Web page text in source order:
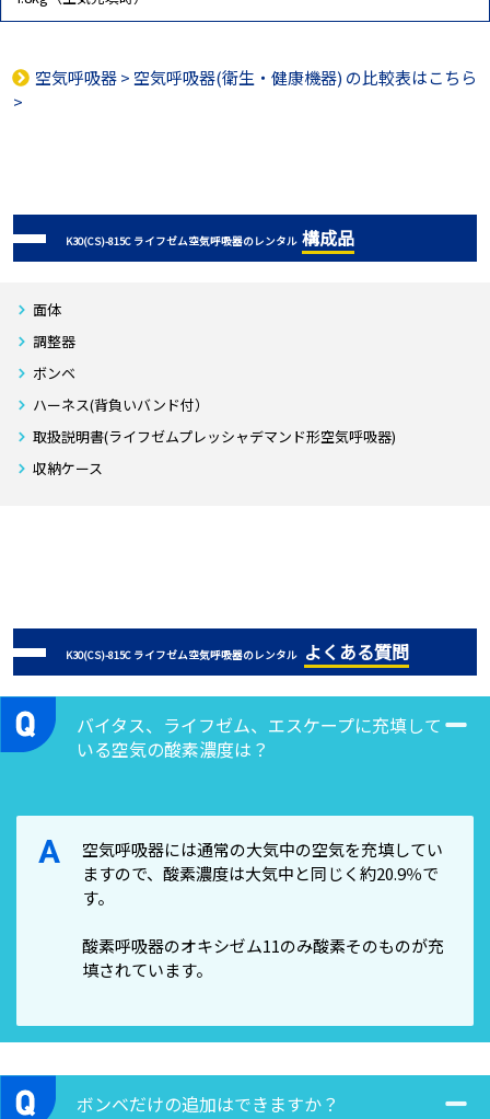
空気呼吸器> 空気呼吸器(衛生・健康機器) の比較表はこちら
>
K30(CS)-815C ライフゼム空気呼吸器のレンタル 構成品
面体
調整器
ボンベ
ハーネス(背負いバンド付）
取扱説明書(ライフゼムプレッシャデマンド形空気呼吸器)
収納ケース
K30(CS)-815C ライフゼム空気呼吸器のレンタル よくある質問
バイタス、ライフゼム、エスケープに充填して
いる空気の酸素濃度は？
A
空気呼吸器には通常の大気中の空気を充填してい
ますので、酸素濃度は大気中と同じく約20.9％で
す。
酸素呼吸器のオキシゼム11のみ酸素そのものが充
填されています。
ボンベだけの追加はできますか？